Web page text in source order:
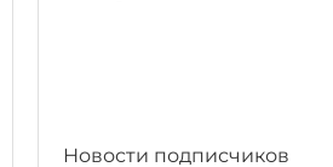
Новости подписчиков